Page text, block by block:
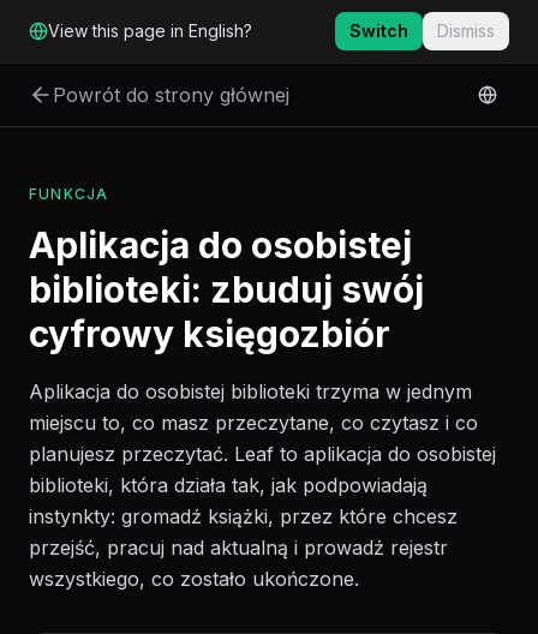
View this page in English? Switch Dismiss
Powrót do strony głównej
FUNKCJA
Aplikacja do osobistej
biblioteki: zbuduj swój
cyfrowy księgozbiór
Aplikacja do osobistej biblioteki trzyma w jednym
miejscu to, co masz przeczytane, co czytasz i co
planujesz przeczytać. Leaf to aplikacja do osobistej
biblioteki, która działa tak, jak podpowiadają
instynkty: gromadź książki, przez które chcesz
przejść, pracuj nad aktualną i prowadź rejestr
wszystkiego, co zostało ukończone.